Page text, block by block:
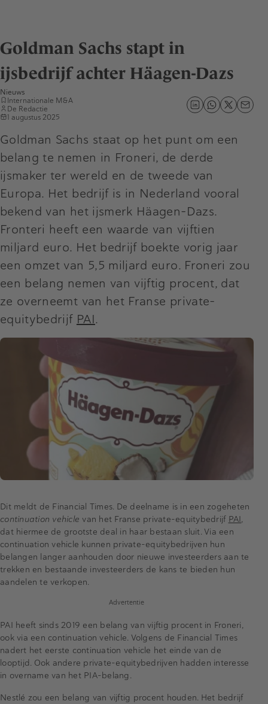
Goldman Sachs stapt in
ijsbedrijf achter Häagen-Dazs
Nieuws
Internationale M&A
De Redactie
1 augustus 2025
Goldman Sachs staat op het punt om een
belang te nemen in Froneri, de derde
ijsmaker ter wereld en de tweede van
Europa. Het bedrijf is in Nederland vooral
bekend van het ijsmerk Häagen-Dazs.
Fronteri heeft een waarde van vijftien
miljard euro. Het bedrijf boekte vorig jaar
een omzet van 5,5 miljard euro. Froneri zou
een belang nemen van vijftig procent, dat
ze overneemt van het Franse private-
equitybedrijf PAI.
Dit meldt de Financial Times. De deelname is in een zogeheten
continuation vehicle van het Franse private-equitybedrijf PAI,
dat hiermee de grootste deal in haar bestaan sluit. Via een
continuation vehicle kunnen private-equitybedrijven hun
belangen langer aanhouden door nieuwe investeerders aan te
trekken en bestaande investeerders de kans te bieden hun
aandelen te verkopen.
Advertentie
PAI heeft sinds 2019 een belang van vijftig procent in Froneri,
ook via een continuation vehicle. Volgens de Financial Times
nadert het eerste continuation vehicle het einde van de
looptijd. Ook andere private-equitybedrijven hadden interesse
in overname van het PIA-belang.
Nestlé zou een belang van vijftig procent houden. Het bedrijf